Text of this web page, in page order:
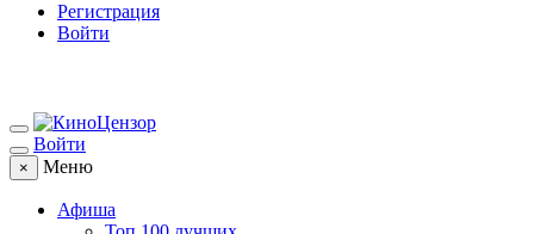
Регистрация
Войти
Войти
× Меню
Афиша